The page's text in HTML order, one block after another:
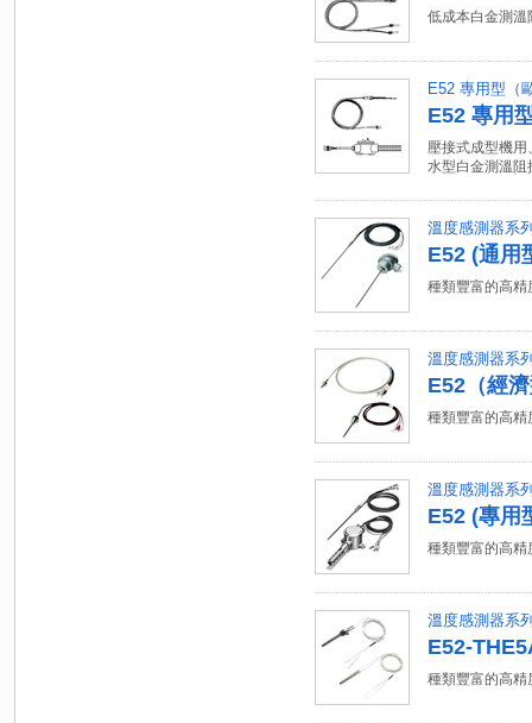
低成本白金測溫
E52 專用型（
E52 專用
壓接式成型機用
水型白金測溫阻
溫度感測器系
E52 (通用
種類豐富的高精
溫度感測器系
E52（經
種類豐富的高精
溫度感測器系
E52 (專用
種類豐富的高精
溫度感測器系
E52-
種類豐富的高精